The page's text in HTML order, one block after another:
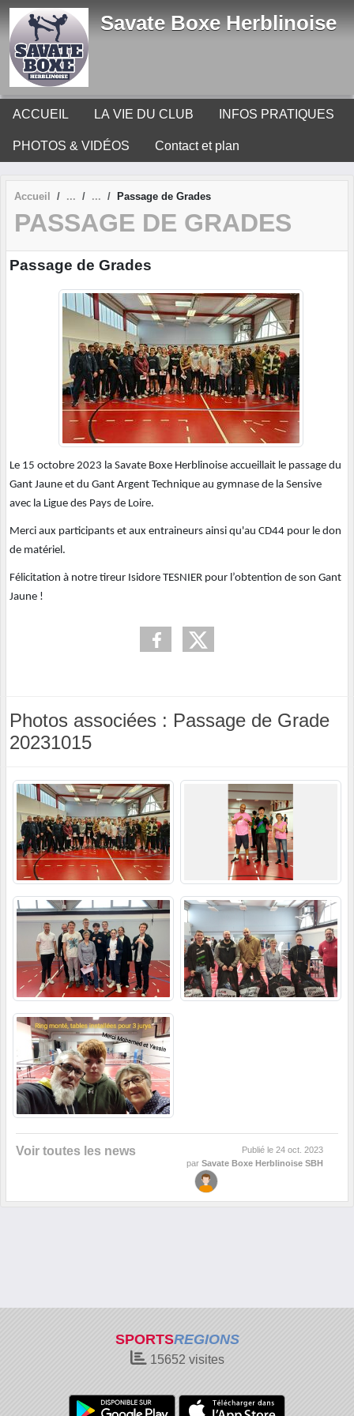
Savate Boxe Herblinoise
ACCUEIL LA VIE DU CLUB INFOS PRATIQUES
PHOTOS & VIDÉOS Contact et plan
Accueil Passage de Grades
PASSAGE DE GRADES
Passage de Grades
Le 15 octobre 2023 la Savate Boxe Herblinoise accueillait le passage du
Gant Jaune et du Gant Argent Technique au gymnase de la Sensive
avec la Ligue des Pays de Loire.
Merci aux participants et aux entraineurs ainsi qu'au CD44 pour le don
de matériel.
Félicitation à notre tireur Isidore TESNIER pour l’obtention de son Gant
Jaune !
Photos associées : Passage de Grade
20231015
Voir toutes les news Publié le 24 oct. 2023
par Savate Boxe Herblinoise SBH
SPORTSREGIONS
15652 visites
Panneau de gestion des cookies